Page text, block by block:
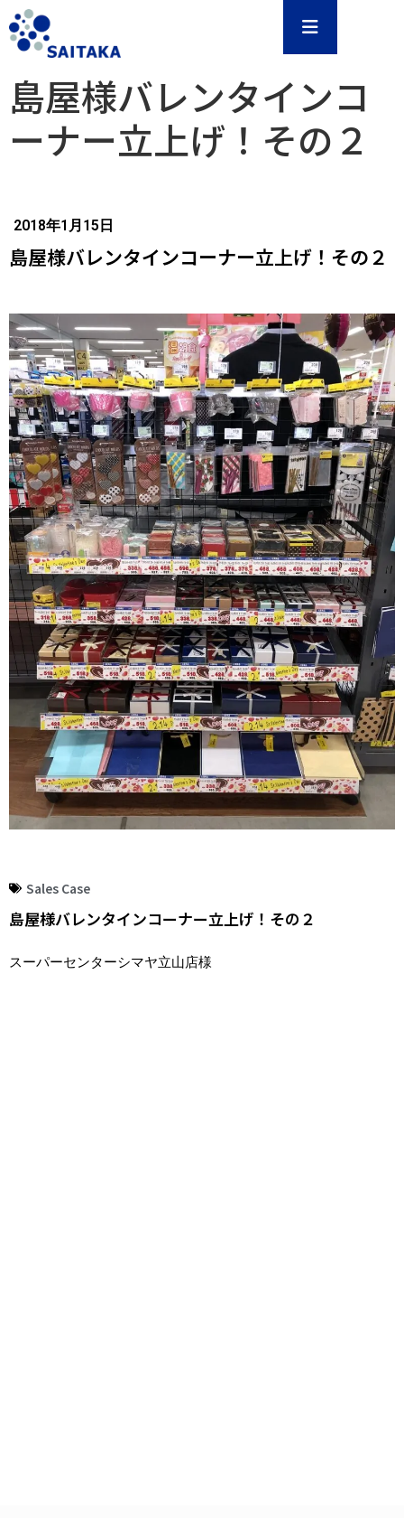
島屋様バレンタインコ
ーナー立上げ！その２
2018年1月15日
島屋様バレンタインコーナー立上げ！その２
Sales Case
島屋様バレンタインコーナー立上げ！その２
スーパーセンターシマヤ立山店様